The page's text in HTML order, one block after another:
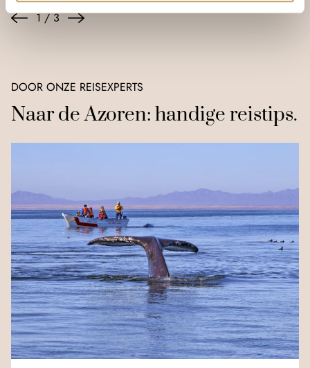
1/3
DOOR ONZE REISEXPERTS
Naar de Azoren: handige reistips.